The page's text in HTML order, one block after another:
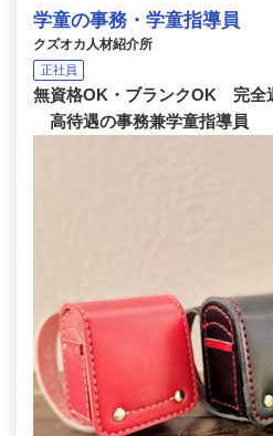
学童の事務・学童指導員
クズオカ人材紹介所
正社員
無資格OK・ブランクOK 完全
高待遇の事務兼学童指導員